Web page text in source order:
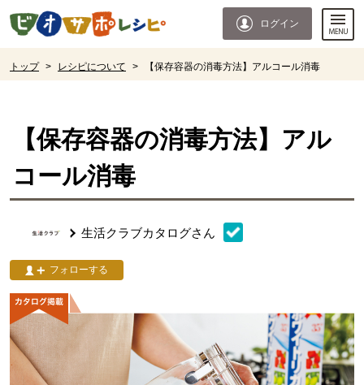
ページの先頭です。
ログイン
トップ > レシピについて > 【保存容器の消毒方法】アルコール消毒
【保存容器の消毒方法】アル
コール消毒
生活クラブカタログさん
フォローする